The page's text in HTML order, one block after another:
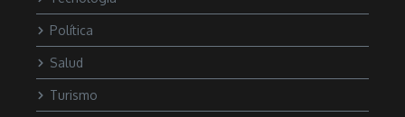
Política
Salud
Turismo